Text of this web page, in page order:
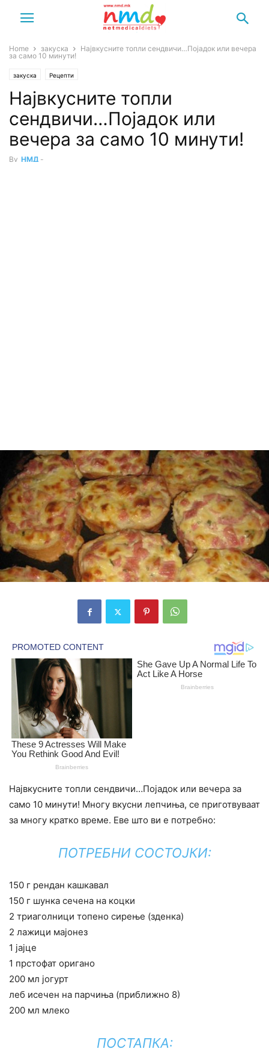
Home закуска
Највкусните топли сендвичи…Појадок или вечера
за само 10 минути!
закуска Рецепти
Највкусните топли
сендвичи…Појадок или
вечера за само 10 минути!
By НМД -
Највкусните топли сендвичи…Појадок или вечера за
само 10 минути! Многу вкусни лепчиња, се приготвуваат
за многу кратко време. Еве што ви е потребно:
ПОТРЕБНИ СОСТОЈКИ:
150 г рендан кашкавал
150 г шунка сечена на коцки
2 триаголници топено сирење (зденка)
2 лажици мајонез
1 јајце
1 прстофат оригано
200 мл јогурт
леб исечен на парчиња (приближно 8)
200 мл млеко
ПОСТАПКА: